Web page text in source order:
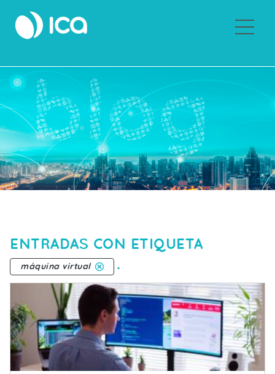
ENTRADAS CON ETIQUETA
máquina virtual .